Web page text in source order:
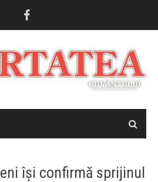
își confirmă sprijinul